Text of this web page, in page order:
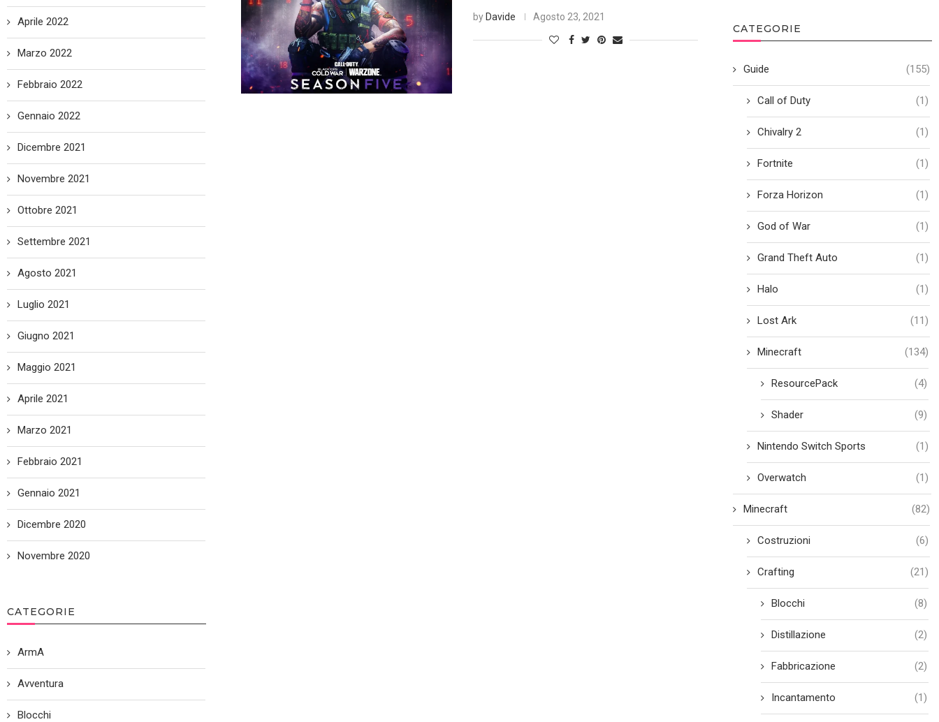
by Davide Agosto 23, 2021
CATEGORIE
Guide (155)
Call of Duty (1)
Chivalry 2 (1)
Fortnite (1)
Forza Horizon (1)
God of War (1)
Grand Theft Auto (1)
Halo (1)
Lost Ark (11)
Minecraft (134)
ResourcePack (4)
Shader (9)
Nintendo Switch Sports (1)
Overwatch (1)
Minecraft (82)
Costruzioni (6)
Crafting (21)
Blocchi (8)
Distillazione (2)
Fabbricazione (2)
Incantamento (1)
Aprile 2022
Marzo 2022
Febbraio 2022
Gennaio 2022
Dicembre 2021
Novembre 2021
Ottobre 2021
Settembre 2021
Agosto 2021
Luglio 2021
Giugno 2021
Maggio 2021
Aprile 2021
Marzo 2021
Febbraio 2021
Gennaio 2021
Dicembre 2020
Novembre 2020
CATEGORIE
ArmA
Avventura
Blocchi